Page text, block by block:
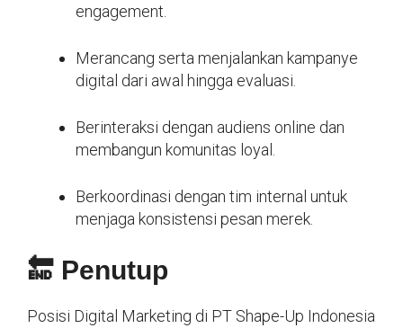
engagement.
Merancang serta menjalankan kampanye
digital dari awal hingga evaluasi.
Berinteraksi dengan audiens online dan
membangun komunitas loyal.
Berkoordinasi dengan tim internal untuk
menjaga konsistensi pesan merek.
🔚 Penutup
Posisi Digital Marketing di PT Shape-Up Indonesia